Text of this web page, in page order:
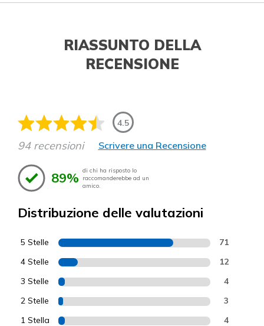
RIASSUNTO DELLA
RECENSIONE
4.5
94 recensioni Scrivere una Recensione
89% di chi ha risposto lo
raccomanderebbe ad un
amico.
Distribuzione delle valutazioni
5 Stelle 71
4 Stelle 12
3 Stelle 4
2 Stelle 3
1 Stella 4